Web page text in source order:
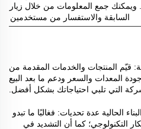
ويمكنك جمع المعلومات من خلال
السابقة والاستفسار من مستخدمين
قيّم المنتجات والخدمات المقدمة من
المعدات والسعر ودعم ما بعد البيع
التي تلبي احتياجاتك بشكل أفضل.
الحالية عدة تحديات: فغالبًا ما تبدو
التكنولوجي؛ كما أن التشديد في